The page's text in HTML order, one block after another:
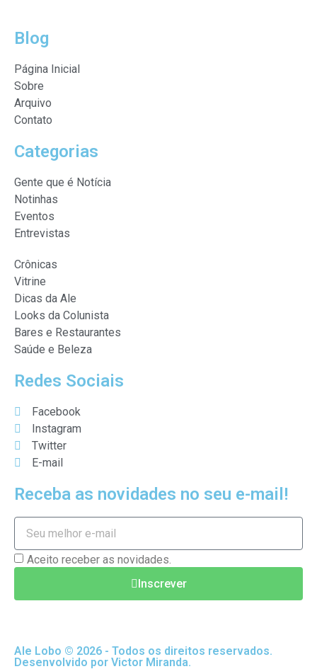
Blog
Página Inicial
Sobre
Arquivo
Contato
Categorias
Gente que é Notícia
Notinhas
Eventos
Entrevistas
Crônicas
Vitrine
Dicas da Ale
Looks da Colunista
Bares e Restaurantes
Saúde e Beleza
Redes Sociais
Facebook
Instagram
Twitter
E-mail
Receba as novidades no seu e-mail!
Aceito receber as novidades.
Inscrever
Ale Lobo © 2026 - Todos os direitos reservados.
Desenvolvido por Victor Miranda.